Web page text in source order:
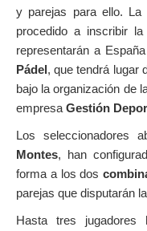
y parejas para ello. La
procedido a inscribir
representarán a
Pádel, que tendrá lugar
bajo la organización de
empresa Gestión
Los seleccionadores
Montes, han
forma a los dos
parejas que disputarán
Hasta tres